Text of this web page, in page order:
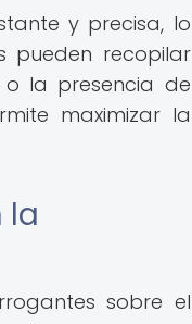
y precisa, lo
pueden recopilar
la presencia de
maximizar la
la
sobre el